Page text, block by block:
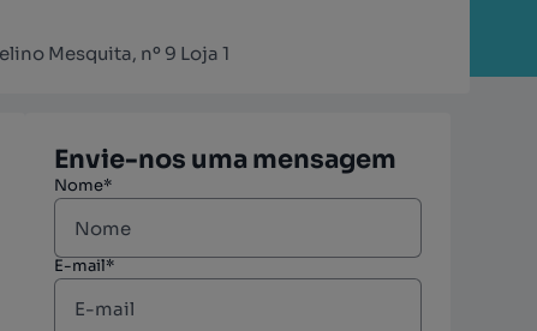
Mesquita, nº 9 Loja 1
Envie-nos uma mensagem
Nome*
E-mail*